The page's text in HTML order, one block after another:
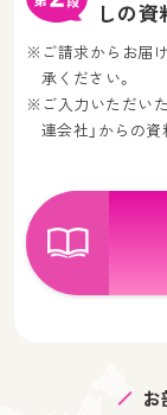
しの
※ご請求からお届
承ください。
※ご入力いただいた
連会社」からの
お